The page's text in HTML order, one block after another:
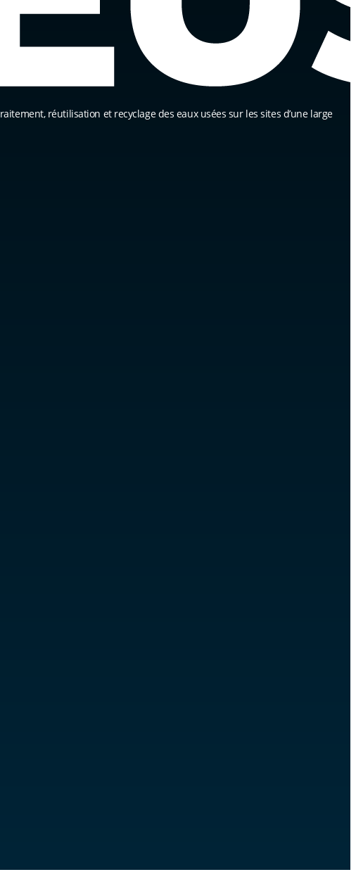
réutilisation et recyclage des eaux usées sur les sites d’une large